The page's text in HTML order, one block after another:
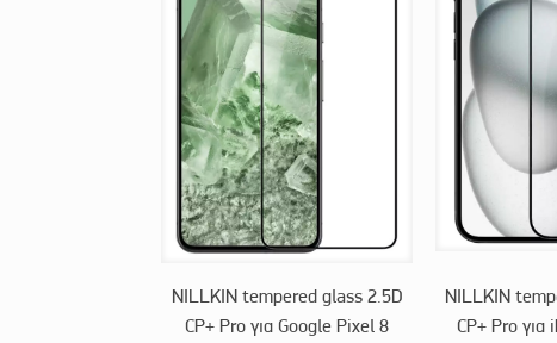
NILLKIN tempered glass 2.5D
CP+ Pro για Google Pixel 8
NILLKIN
CP+ Pro για